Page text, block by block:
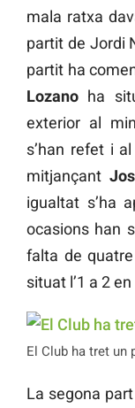
mala ratxa
partit de Jordi
partit ha
Lozano ha
exterior al
s’han refet i
mitjançant
igualtat s’ha
ocasions han
falta de
situat l’1 a 2
El Club ha tret un
La segona